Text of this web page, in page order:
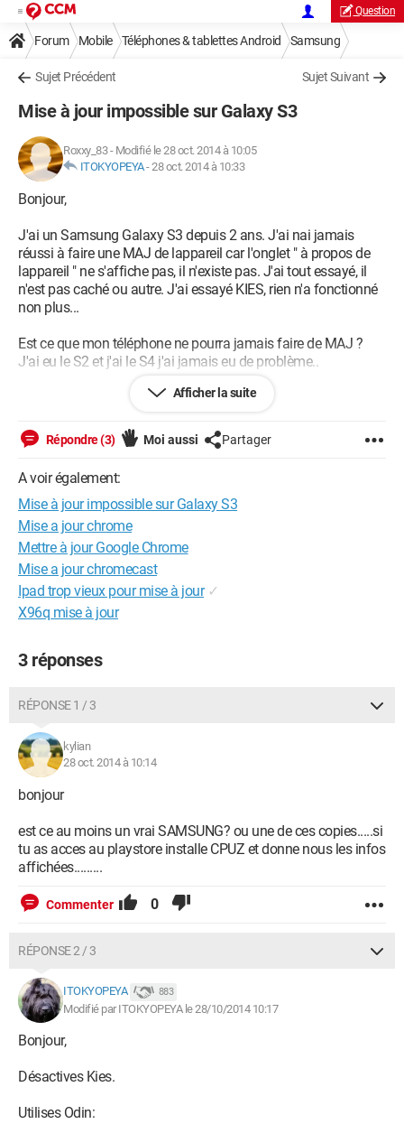
Question
Forum Mobile Téléphones & tablettes Android Samsung
Sujet Précédent Sujet Suivant
Mise à jour impossible sur Galaxy S3
Roxxy_83- Modifié le 28 oct. 2014 à 10:05
ITOKYOPEYA-28 oct. 2014 à 10:33
Bonjour,
J'ai un Samsung Galaxy S3 depuis 2 ans. J'ai nai jamais
réussi à faire une MAJ de lappareil car l'onglet " à propos de
lappareil " ne s'affiche pas, il n'existe pas. J'ai tout essayé, il
n'est pas caché ou autre. J'ai essayé KIES, rien n'a fonctionné
non plus...
Est ce que mon téléphone ne pourra jamais faire de MAJ ?
J'ai eu le S2 et j'ai le S4 j'ai jamais eu de problème..
Je vous remercie davance !Afficher la suite
Répondre (3) Moi aussi Partager
A voir également:
Mise à jour impossible sur Galaxy S3
Mise a jour chrome
Mettre à jour Google Chrome
Mise a jour chromecast
Ipad trop vieux pour mise à jour ✓
X96q mise à jour
3 réponses
RÉPONSE 1 / 3
kylian
28 oct. 2014 à 10:14
bonjour
est ce au moins un vrai SAMSUNG? ou une de ces copies.....si
tu as acces au playstore installe CPUZ et donne nous les infos
affichées.........
Commenter 0
RÉPONSE 2 / 3
ITOKYOPEYA 883
Modifié par ITOKYOPEYA le 28/10/2014 10:17
Bonjour,
Désactives Kies.
Utilises Odin: